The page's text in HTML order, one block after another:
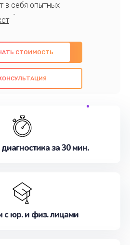
в себя опытных
обширными знаниями и
и качественный ремонт с
компонентов, а
качество всех
Наша цель - предоставить
их потребности
Не медлите записаться на
СТОИМОСТЬ
за 30 мин.
с юр. и физ. лицами